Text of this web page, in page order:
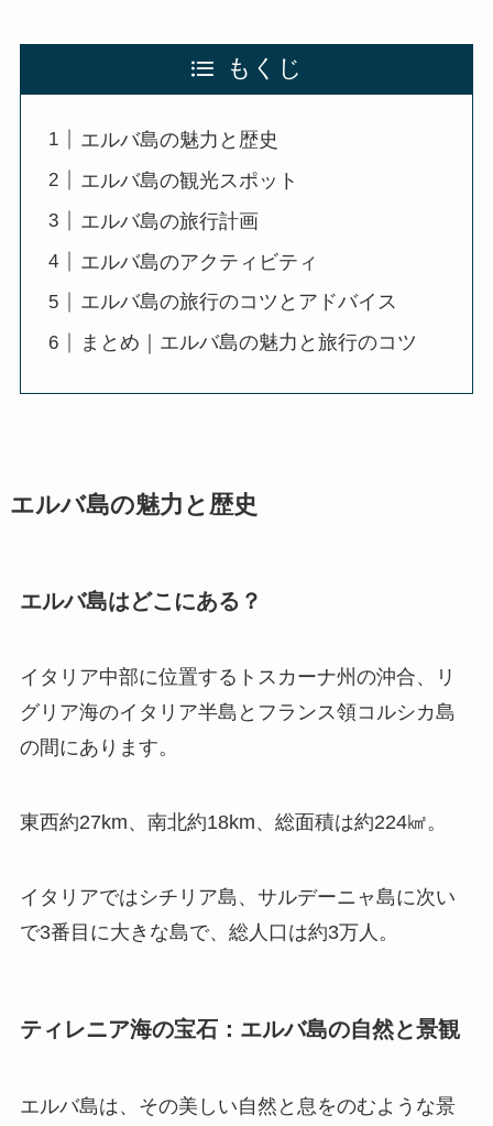
もくじ
エルバ島の魅力と歴史
エルバ島の観光スポット
エルバ島の旅行計画
エルバ島のアクティビティ
エルバ島の旅行のコツとアドバイス
まとめ｜エルバ島の魅力と旅行のコツ
エルバ島の魅力と歴史
エルバ島はどこにある？
イタリア中部に位置するトスカーナ州の沖合、リ
グリア海のイタリア半島とフランス領コルシカ島
の間にあります。
東西約27km、南北約18km、総面積は約224㎢。
イタリアではシチリア島、サルデーニャ島に次い
で3番目に大きな島で、総人口は約3万人。
ティレニア海の宝石：エルバ島の自然と景観
エルバ島は、その美しい自然と息をのむような景